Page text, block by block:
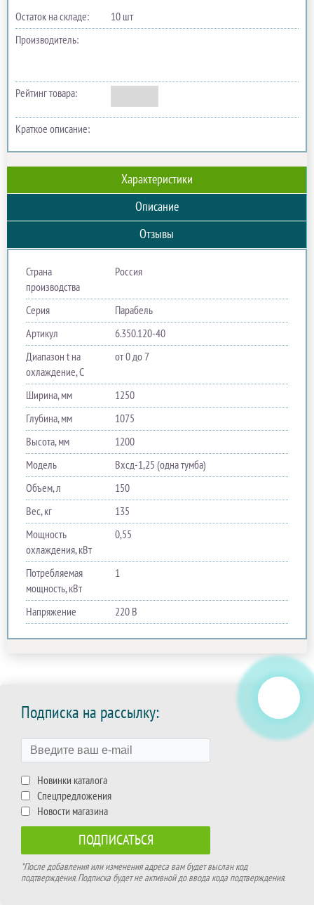
Остаток на складе:
10 шт
Производитель:
Рейтинг товара:
Краткое описание:
Характеристики
Описание
Отзывы
Страна
производства
Россия
Серия
Парабель
Артикул
6.350.120-40
Диапазон t на
охлаждение, С
от 0 до 7
Ширина, мм
1250
Глубина, мм
1075
Высота, мм
1200
Модель
Вхсд-1,25 (одна тумба)
Объем, л
150
Вес, кг
135
Мощность
охлаждения, кВт
0,55
Потребляемая
мощность, кВт
1
Напряжение 220 В
Подписка на рассылку:
Новинки каталога
Спецпредложения
Новости магазина
*После добавления или изменения адреса вам будет выслан код
подтверждения. Подписка будет не активной до ввода кода подтверждения.